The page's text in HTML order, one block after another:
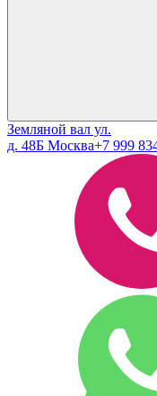
Земляной вал ул.
д. 48Б Москва+7 999